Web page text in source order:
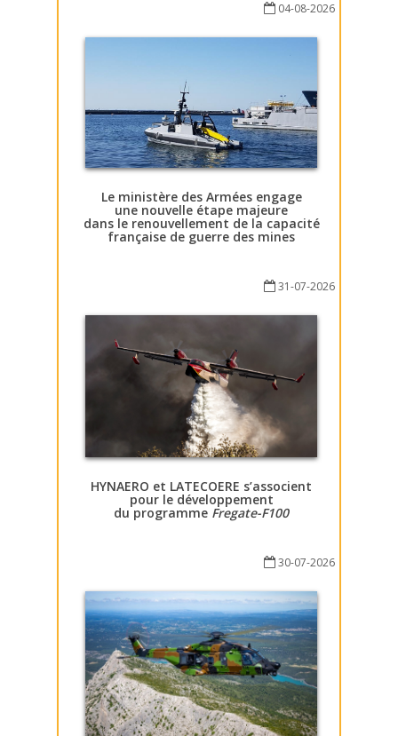
04-08-2026
Le ministère des Armées engage
une nouvelle étape majeure
dans le renouvellement de la capacité
française de guerre des mines
31-07-2026
HYNAERO et LATECOERE s’associent
pour le développement
du programme Fregate-F100
30-07-2026